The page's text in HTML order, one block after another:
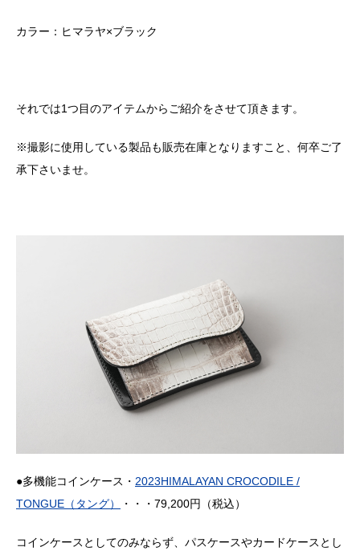
カラー：ヒマラヤ×ブラック
それでは1つ目のアイテムからご紹介をさせて頂きます。
※撮影に使用している製品も販売在庫となりますこと、何卒ご了
承下さいませ。
●多機能コインケース・ 2023HIMALAYAN CROCODILE /
TONGUE（タング）
・・・79,200円（税込）
コインケースとしてのみならず、パスケースやカードケースとし